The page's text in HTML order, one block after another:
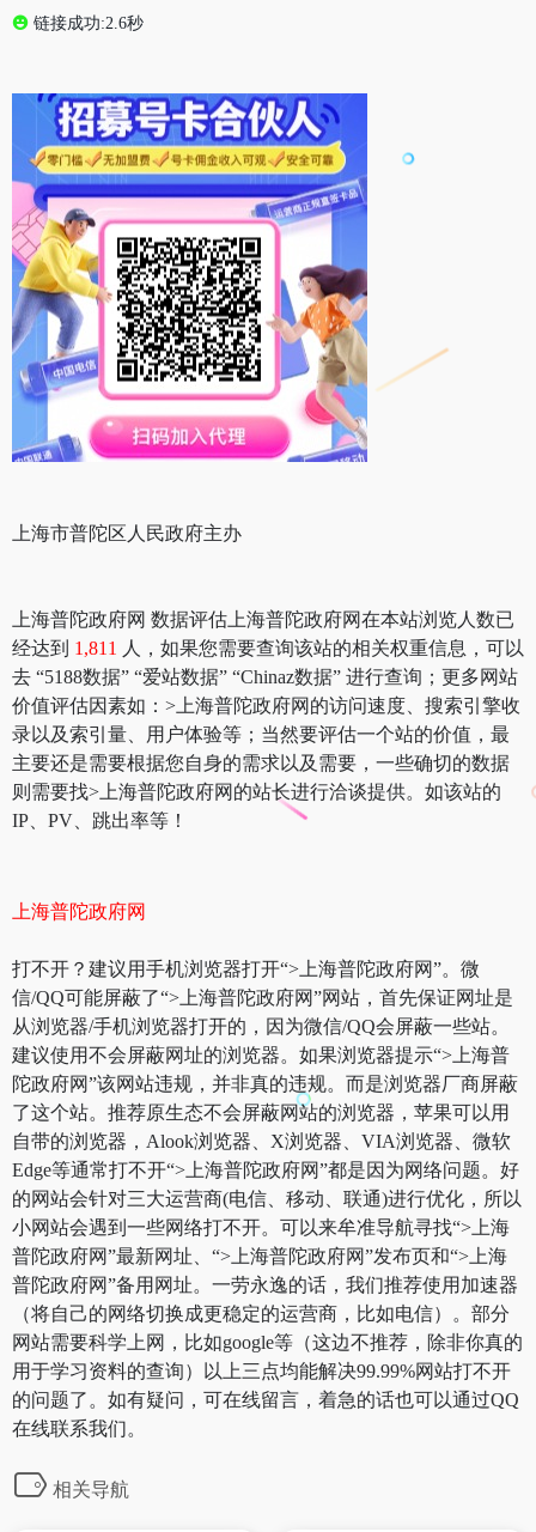
链接成功:2.6秒
上海市普陀区人民政府主办
上海普陀政府网 数据评估上海普陀政府网在本站浏览人数已
经达到 1,811 人，如果您需要查询该站的相关权重信息，可以
去 “5188数据” “爱站数据” “Chinaz数据” 进行查询；更多网站
价值评估因素如：>上海普陀政府网的访问速度、搜索引擎收
录以及索引量、用户体验等；当然要评估一个站的价值，最
主要还是需要根据您自身的需求以及需要，一些确切的数据
则需要找>上海普陀政府网的站长进行洽谈提供。如该站的
IP、PV、跳出率等！
上海普陀政府网
打不开？建议用手机浏览器打开“>上海普陀政府网”。微
信/QQ可能屏蔽了“>上海普陀政府网”网站，首先保证网址是
从浏览器/手机浏览器打开的，因为微信/QQ会屏蔽一些站。
建议使用不会屏蔽网址的浏览器。如果浏览器提示“>上海普
陀政府网”该网站违规，并非真的违规。而是浏览器厂商屏蔽
了这个站。推荐原生态不会屏蔽网站的浏览器，苹果可以用
自带的浏览器，Alook浏览器、X浏览器、VIA浏览器、微软
Edge等通常打不开“>上海普陀政府网”都是因为网络问题。好
的网站会针对三大运营商(电信、移动、联通)进行优化，所以
小网站会遇到一些网络打不开。可以来牟准导航寻找“>上海
普陀政府网”最新网址、“>上海普陀政府网”发布页和“>上海
普陀政府网”备用网址。一劳永逸的话，我们推荐使用加速器
（将自己的网络切换成更稳定的运营商，比如电信）。部分
网站需要科学上网，比如google等（这边不推荐，除非你真的
用于学习资料的查询）以上三点均能解决99.99%网站打不开
的问题了。如有疑问，可在线留言，着急的话也可以通过QQ
在线联系我们。
相关导航